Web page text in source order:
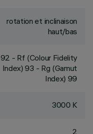
rotation et inclinaison
haut/bas
92 - Rf (Colour Fidelity
Index) 93 - Rg (Gamut
Index) 99
3000 K
2